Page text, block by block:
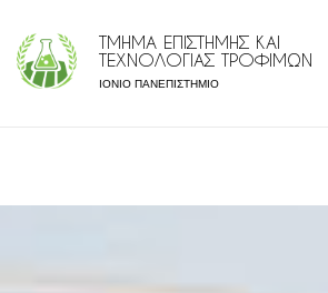
ΤΜΗΜΑ ΕΠΙΣΤΗΜΗΣ ΚΑΙ
ΤΕΧΝΟΛΟΓΙΑΣ ΤΡΟΦΙΜΩΝ
ΙΟΝΙΟ ΠΑΝΕΠΙΣΤΗΜΙΟ